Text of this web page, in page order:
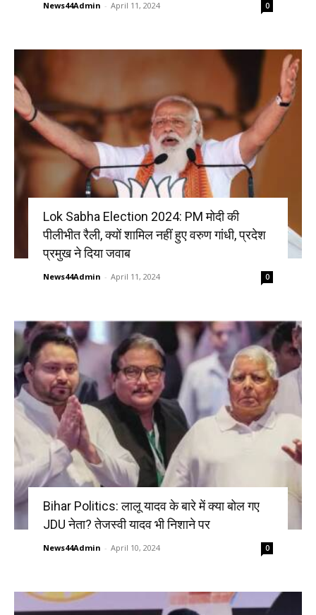
News44Admin - April 11, 2024 0
Lok Sabha Election 2024: PM मोदी की
पीलीभीत रैली, क्यों शामिल नहीं हुए वरुण गांधी, प्रदेश
प्रमुख ने दिया जवाब
News44Admin - April 11, 2024 0
Bihar Politics: लालू यादव के बारे में क्या बोल गए
JDU नेता? तेजस्वी यादव भी निशाने पर
News44Admin - April 10, 2024 0